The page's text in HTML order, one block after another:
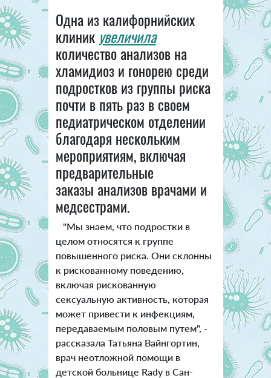
Одна из калифорнийских
клиник увеличила
количество анализов на
хламидиоз и гонорею среди
подростков из группы риска
почти в пять раз в своем
педиатрическом отделении
благодаря нескольким
мероприятиям, включая
предварительные
заказы анализов врачами и
медсестрами.
"Мы знаем, что подростки в
целом относятся к группе
повышенного риска. Они склонны
к рискованному поведению,
включая рискованную
сексуальную активность, которая
может привести к инфекциям,
передаваемым половым путем", -
рассказала Татьяна Вайнгортин,
врач неотложной помощи в
детской больнице Rady в Сан-